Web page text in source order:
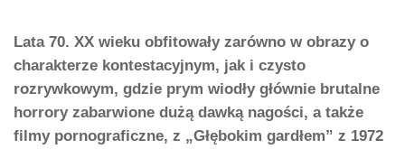
Lata 70. XX wieku obfitowały zarówno w obrazy o
charakterze kontestacyjnym, jak i czysto
rozrywkowym, gdzie prym wiodły głównie brutalne
horrory zabarwione dużą dawką nagości, a także
filmy pornograficzne, z „Głębokim gardłem” z 1972